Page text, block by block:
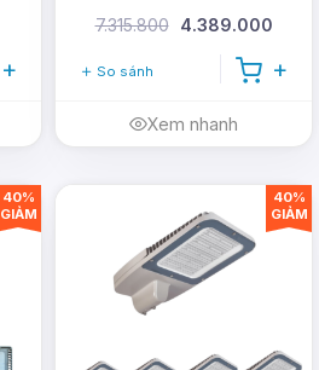
7.315.800 4.389.000
So sánh
Xem nhanh
40%
GIẢM
40%
GIẢM